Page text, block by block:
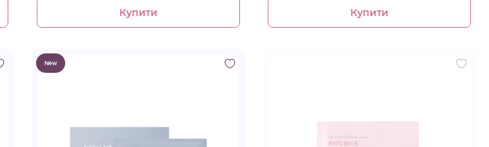
Купити Купити
New